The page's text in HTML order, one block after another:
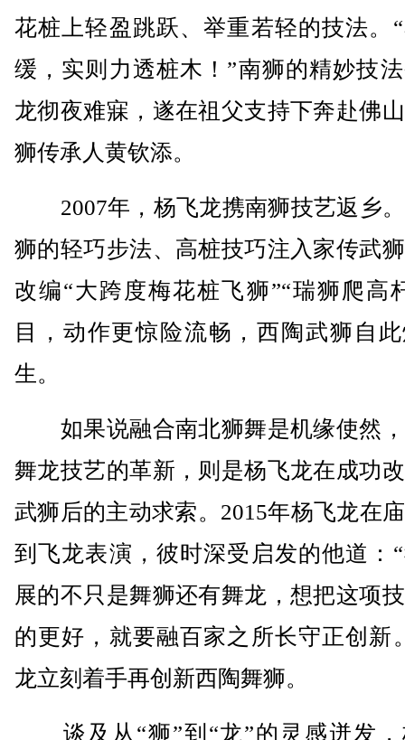
花桩上轻盈跳跃、举重若轻的技法。
缓，实则力透桩木！”南狮的精妙技
龙彻夜难寐，遂在祖父支持下奔赴佛
狮传承人黄钦添。
2007年，杨飞龙携南狮技艺返乡
狮的轻巧步法、高桩技巧注入家传武
改编“大跨度梅花桩飞狮”“瑞狮爬高
目，动作更惊险流畅，西陶武狮自
生。
如果说融合南北狮舞是机缘使然
舞龙技艺的革新，则是杨飞龙在成功
武狮后的主动求索。2015年杨飞龙在
到飞龙表演，彼时深受启发的他道：
展的不只是舞狮还有舞龙，想把这项
的更好，就要融百家之所长守正创新
龙立刻着手再创新西陶舞狮。
谈及从“狮”到“龙”的灵感迸发，